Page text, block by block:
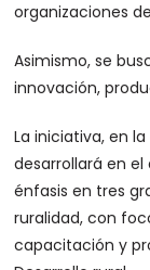
organizaciones
Asimismo, se
innovación,
La iniciativa, en
desarrollará en
énfasis en tres
ruralidad, con
capacitación y